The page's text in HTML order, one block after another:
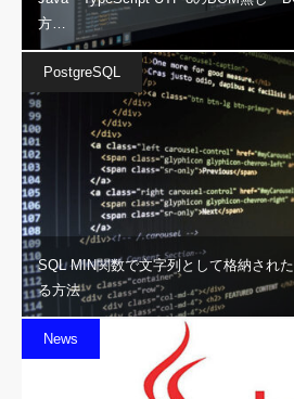
方…
PostgreSQL
SQL MIN関数で文字列として格納され
る方法
News